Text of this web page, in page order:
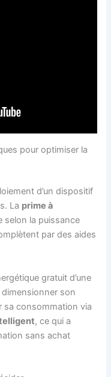
pour optimiser la
d’un dispositif
La prime à
selon la puissance
par des aides
gratuit d’une
son
sa consommation via
, ce qui a
sans achat